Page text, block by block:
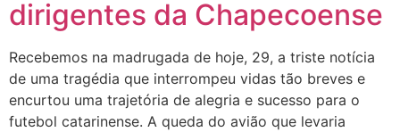
dirigentes da Chapecoense
Recebemos na madrugada de hoje, 29, a triste notícia
de uma tragédia que interrompeu vidas tão breves e
encurtou uma trajetória de alegria e sucesso para o
futebol catarinense. A queda do avião que levaria